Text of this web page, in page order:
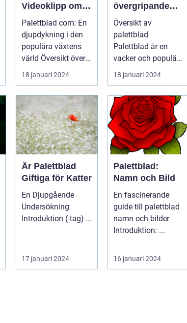
Videoklipp om
palettblad com]
Palettblad com: En
djupdykning i den
populära växtens
värld Översikt över
palettblad com
Palettbl...
18 januari 2024
övergripande
guide för att
lyckas med
denna populära
växt
Översikt av
palettblad
Palettblad är en
vacker och populär
växt som har blivit
alltmer populär
blan...
18 januari 2024
Är Palettblad
Giftiga för Katter
En Djupgående
Undersökning
Introduktion (-tag) ...
17 januari 2024
Palettblad:
Namn och Bild
En fascinerande
guide till palettblad
namn och bilder
Introduktion: ...
16 januari 2024